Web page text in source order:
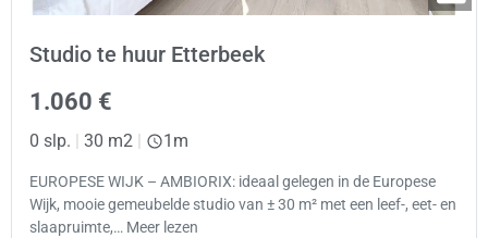
Studio te huur Etterbeek
1.060 €
0 slp. | 30 m2 | 1m
EUROPESE WIJK – AMBIORIX: ideaal gelegen in de Europese
Wijk, mooie gemeubelde studio van ± 30 m² met een leef-, eet- en
slaapruimte,… Meer lezen